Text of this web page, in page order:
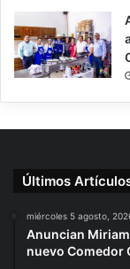
Últimos
miércoles 5 agosto,
Anuncian
nuevo Comedor